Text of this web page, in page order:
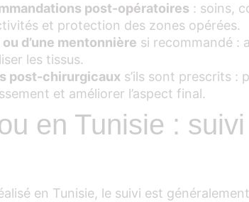
post-opératoires : soins,
et protection des zones opérées.
d’une mentonnière si recommandé :
les tissus.
post-chirurgicaux s’ils sont prescrits :
et améliorer l’aspect final.
en Tunisie :
en Tunisie, le suivi est